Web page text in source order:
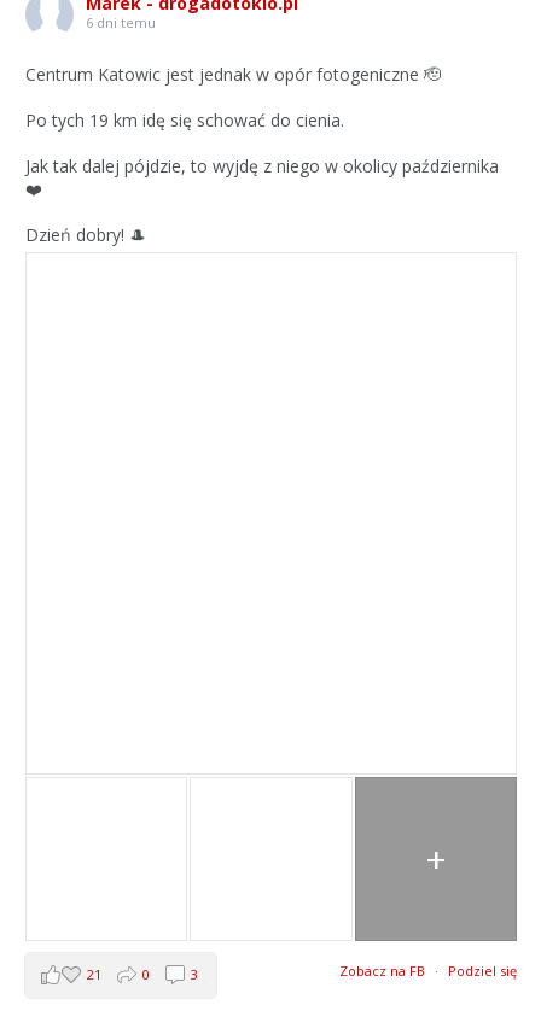
6 dni temu
Centrum Katowic jest jednak w opór fotogeniczne 🫡
Po tych 19 km idę się schować do cienia.
Jak tak dalej pójdzie, to wyjdę z niego w okolicy października
❤️
Dzień dobry! 🎩
+
Zobacz na FB · Podziel się
21 0 3